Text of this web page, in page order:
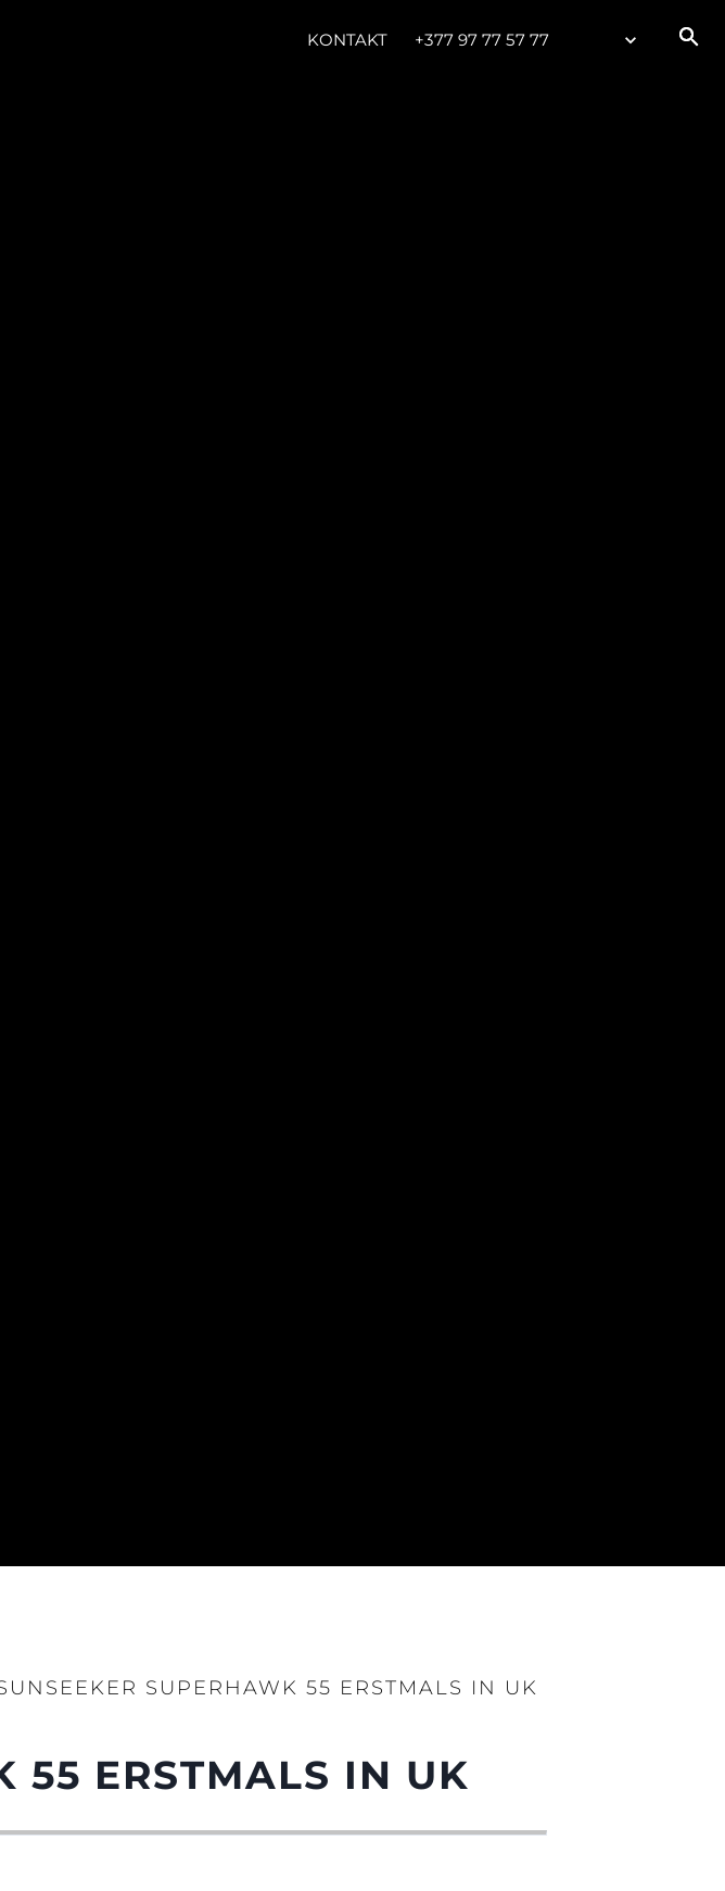
KONTAKT +377 97 77 57 77
SUPERHAWK 55 ERSTMALS IN UK
55 ERSTMALS IN UK